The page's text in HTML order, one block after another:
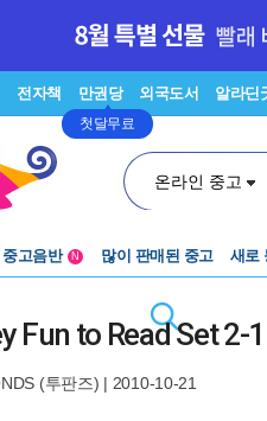
전자책 만권당
첫달무료
외국도서 알라딘
온라인 중고
중고음반
N 많이 판매된 중고 새로
Fun to Read Set 2-
(투판즈) | 2010-10-21